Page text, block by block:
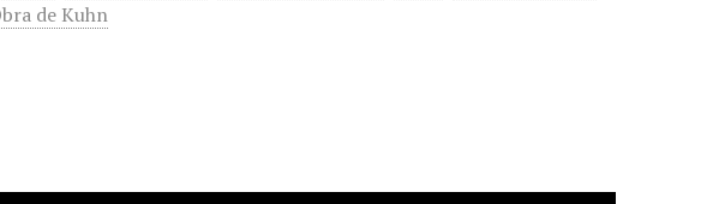
de Kuhn